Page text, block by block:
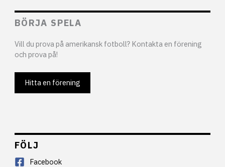
BÖRJA SPELA
Vill du prova på amerikansk fotboll? Kontakta en förening
och prova på!
Hitta en förening
FÖLJ
Facebook